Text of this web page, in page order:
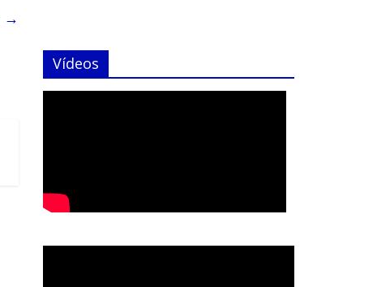
→
rezar ante nuestros Titulares. Salvo festivos, ni
julio y agosto
Vídeos